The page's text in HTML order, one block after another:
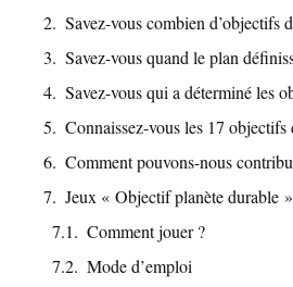
Jeux « Objectif planète durable »
Comment jouer ?
Mode d’emploi